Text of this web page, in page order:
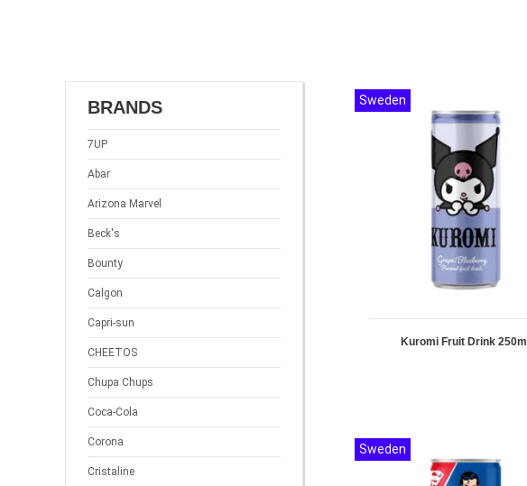
BRANDS
7UP
Abar
Arizona Marvel
Beck's
Bounty
Calgon
Capri-sun
CHEETOS
Chupa Chups
Coca-Cola
Corona
Cristaline
Kuromi Fruit Drink 250ml
Sweden
Sweden